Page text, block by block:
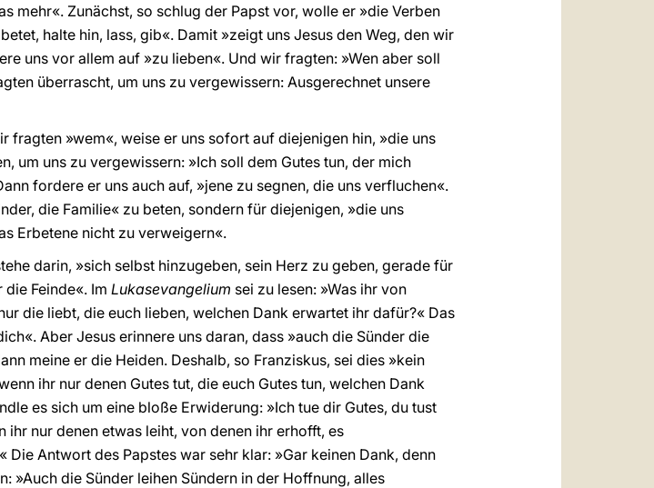
mehr«. Zunächst, so schlug der Papst vor, wolle er »die Verben
halte hin, lass, gib«. Damit »zeigt uns Jesus den Weg, den wir
uns vor allem auf »zu lieben«. Und wir fragten: »Wen aber soll
überrascht, um uns zu vergewissern: Ausgerechnet unsere
fragten »wem«, weise er uns sofort auf diejenigen hin, »die uns
um uns zu vergewissern: »Ich soll dem Gutes tun, der mich
fordere er uns auch auf, »jene zu segnen, die uns verfluchen«.
die Familie« zu beten, sondern für diejenigen, »die uns
Erbetene nicht zu verweigern«.
darin, »sich selbst hinzugeben, sein Herz zu geben, gerade für
Feinde«. Im Lukasevangelium sei zu lesen: »Was ihr von
die liebt, die euch lieben, welchen Dank erwartet ihr dafür?« Das
Aber Jesus erinnere uns daran, dass »auch die Sünder die
meine er die Heiden. Deshalb, so Franziskus, sei dies »kein
ihr nur denen Gutes tut, die euch Gutes tun, welchen Dank
es sich um eine bloße Erwiderung: »Ich tue dir Gutes, du tust
nur denen etwas leiht, von denen ihr erhofft, es
Antwort des Papstes war sehr klar: »Gar keinen Dank, denn
»Auch die Sünder leihen Sündern in der Hoffnung, alles